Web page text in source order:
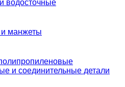
водосточные
и манжеты
и соединительные детали